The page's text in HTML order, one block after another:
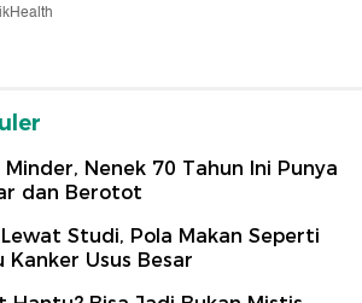
Minder, Nenek 70 Tahun Ini Punya
dan Berotot
Studi, Pola Makan Seperti
Kanker Usus Besar